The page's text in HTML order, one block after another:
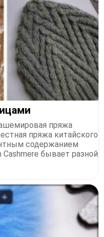
пряжа
пряжа китайского
содержанием
бывает разной